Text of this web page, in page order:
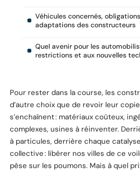
Véhicules concernés,
adaptations des constructeurs
Quel avenir pour les
restrictions et aux nouvelles
Pour rester dans la course, les
d’autre choix que de revoir leur
s’enchaînent : matériaux coûteux,
complexes, usines à réinventer.
à particules, derrière chaque
collective : libérer nos villes de ce
pèse sur les poumons. Mais à quel